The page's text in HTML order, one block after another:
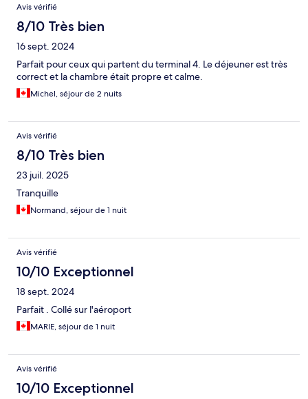
Avis vérifié
8/10 Très bien
16 sept. 2024
Parfait pour ceux qui partent du terminal 4. Le déjeuner est très
correct et la chambre était propre et calme.
Michel, séjour de 2 nuits
Avis vérifié
8/10 Très bien
23 juil. 2025
Tranquille
Normand, séjour de 1 nuit
Avis vérifié
10/10 Exceptionnel
18 sept. 2024
Parfait . Collé sur l'aéroport
MARIE, séjour de 1 nuit
Avis vérifié
10/10 Exceptionnel